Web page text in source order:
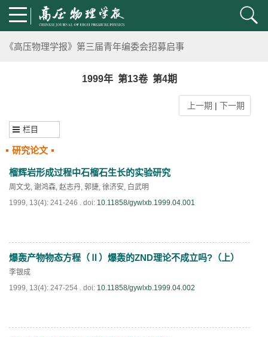
通知
《高压物理学报》第三届青年编委会招募启事
第五届高压科学卓越青年学者评选通知
2024年度《高压物理学报》优秀审稿人评选结果
2024年上海光源同步辐射大压机实验技术培训班通知
《高压物理学报》将于2025年1月由双月刊变更为月刊
动载下材料物性机器学习与高通量研究专刊征稿启事
《高压物理学报》2023年度优秀审稿人和优秀论文评选结果
第十四届全国爆炸力学学术会议 第二轮通知
1999年 第13卷 第4期
上一期 | 下一期
栏目
研究论文
榴辉岩形成过程中石榴石生长的实验研究
周文戈, 谢鸿森, 赵志丹, 郭捷, 徐济安, 白武明
1999, 13(4): 241-246 . doi: 10.11858/gywlxb.1999.04.001
PDF(691)
爆轰产物物态方程（Ⅱ）爆轰的ZND理论不成立吗?（上）
李银成
1999, 13(4): 247-254 . doi: 10.11858/gywlxb.1999.04.002